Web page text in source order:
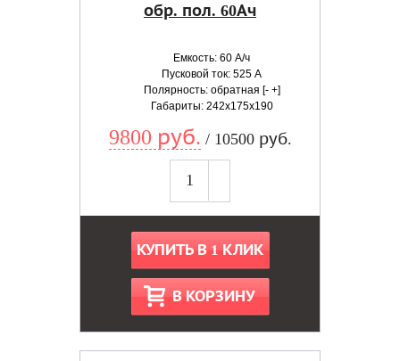
обр. пол. 60Ач
Емкость: 60 А/ч
Пусковой ток: 525 А
Полярность: обратная [- +]
Габариты: 242x175x190
9800 руб. / 10500 руб.
КУПИТЬ В 1 КЛИК
В КОРЗИНУ